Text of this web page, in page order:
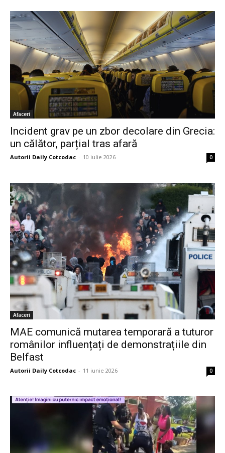
Afaceri
Incident grav pe un zbor decolare din Grecia:
un călător, parțial tras afară
Autorii Daily Cotcodac - 10 iulie 2026 0
Afaceri
MAE comunică mutarea temporară a tuturor
românilor influențați de demonstrațiile din
Belfast
Autorii Daily Cotcodac - 11 iunie 2026 0